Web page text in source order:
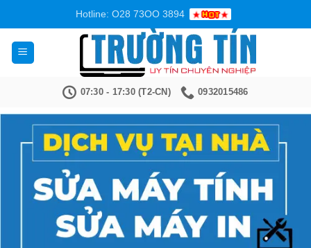
nội
dung
Hotline: O28 73OO 3894
07:30 - 17:30 (T2-CN) 0932015486